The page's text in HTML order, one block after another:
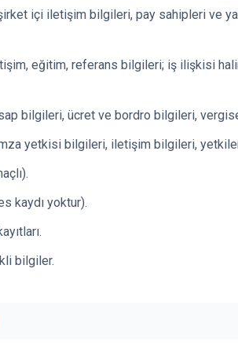
içi iletişim bilgileri, pay sahipleri ve
eğitim, referans bilgileri; iş ilişkisi
bilgileri, ücret ve bordro bilgileri,
yetkisi bilgileri, iletişim bilgileri,
kaydı yoktur).
bilgiler.